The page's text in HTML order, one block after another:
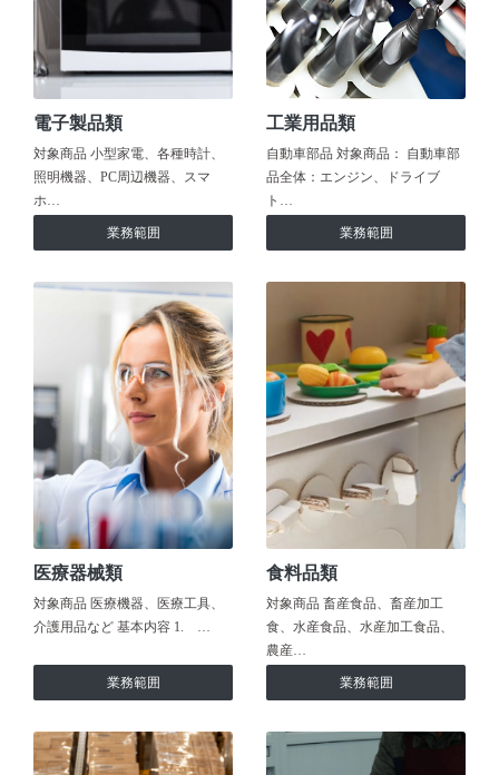
電子製品類
対象商品 小型家電、各種時計、
照明機器、PC周辺機器、スマ
ホ…
業務範囲
工業用品類
自動車部品 対象商品： 自動車部
品全体：エンジン、ドライブ
ト…
業務範囲
医療器械類
対象商品 医療機器、医療工具、
介護用品など 基本内容 1. …
業務範囲
食料品類
対象商品 畜産食品、畜産加工
食、水産食品、水産加工食品、
農産…
業務範囲